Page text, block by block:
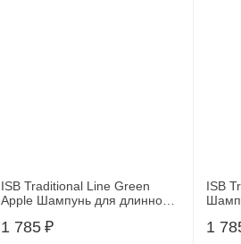
ISB Traditional Line Green
Apple Шампунь для длинной
1 785 ₽
ISB
1